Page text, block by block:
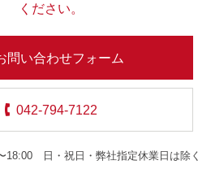
ください。
問い合わせフォーム
042-794-7122
18:00 日・祝日・弊社指定休業日は除く